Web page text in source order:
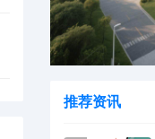
推荐资讯